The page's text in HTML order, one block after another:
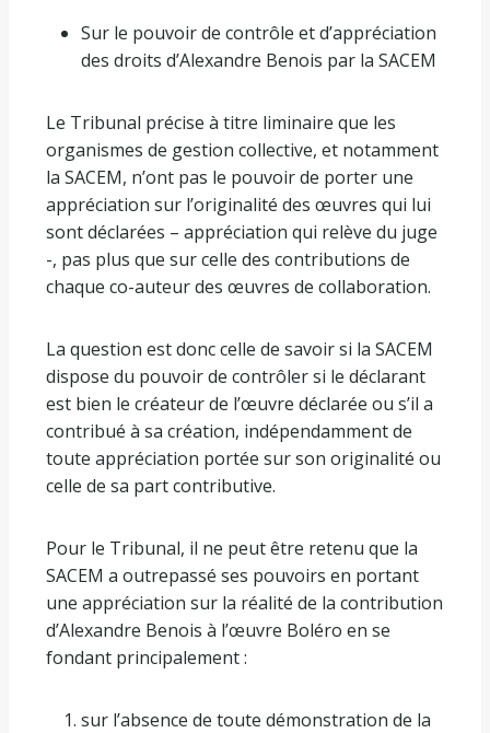
Sur le pouvoir de contrôle et d’appréciation
des droits d’Alexandre Benois par la SACEM
Le Tribunal précise à titre liminaire que les
organismes de gestion collective, et notamment
la SACEM, n’ont pas le pouvoir de porter une
appréciation sur l’originalité des œuvres qui lui
sont déclarées – appréciation qui relève du juge
-, pas plus que sur celle des contributions de
chaque co-auteur des œuvres de collaboration.
La question est donc celle de savoir si la SACEM
dispose du pouvoir de contrôler si le déclarant
est bien le créateur de l’œuvre déclarée ou s’il a
contribué à sa création, indépendamment de
toute appréciation portée sur son originalité ou
celle de sa part contributive.
Pour le Tribunal, il ne peut être retenu que la
SACEM a outrepassé ses pouvoirs en portant
une appréciation sur la réalité de la contribution
d’Alexandre Benois à l’œuvre Boléro en se
fondant principalement :
sur l’absence de toute démonstration de la